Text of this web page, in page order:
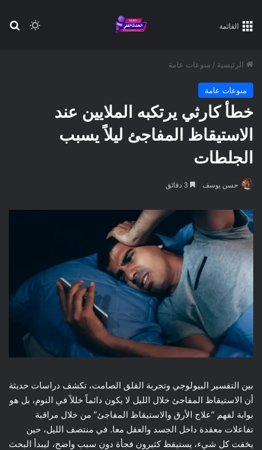
الوضع القائمة
الرئيسية / منوعات عامة
منوعات عامة
خطأ كارثي يرتكبه الملايين عند
الاستيقاظ المفاجئ ليلاً يسبب
الجلطات
حسن يوسف
بين التفسير البيولوجي وتجربة القلق الصامت، تكشف دراسات حديثة
أن الاستيقاظ المفاجئ خلال الليل لا يكون دائماً خللاً في النوم، بل هو
بوابة لفهم “علاج الأرق والاستيقاظ المفاجئ” من خلال مراقبة
تفاعلات معقدة داخل الجسد والعقل معا. في منتصف الليل، حين
يخفت كل شيء، يستيقظ كثيرون فجأة دون سبب واضح، ليبدأ البحث